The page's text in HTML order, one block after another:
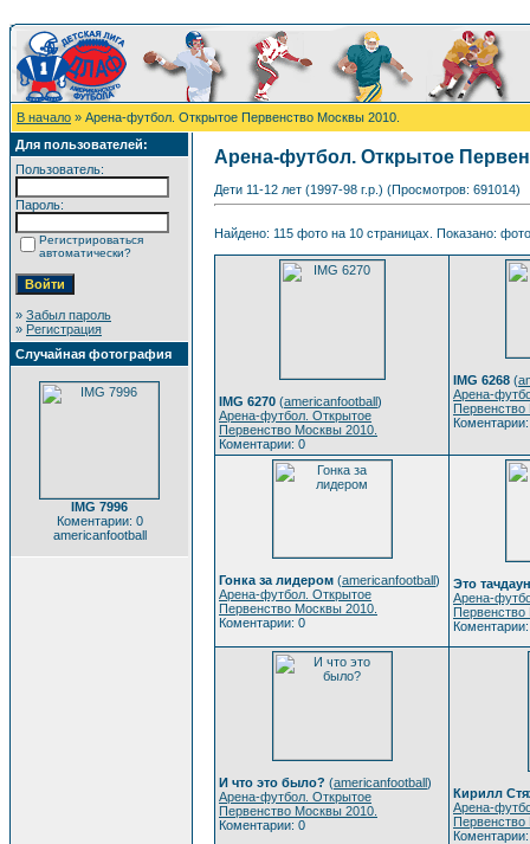
В начало » Арена-футбол. Открытое Первенство Москвы 2010.
Для пользователей:
Пользователь:
Пароль:
Регистрироваться
автоматически?
» Забыл пароль
» Регистрация
Случайная фотография
IMG 7996
Коментарии: 0
americanfootball
Арена-футбол. Открытое
Дети 11-12 лет (1997-98 г.р.) (Просмотров: 691014)
Найдено: 115 фото на 10 страницах. Показано:
IMG 6270 (americanfootball)
Арена-футбол. Открытое
Первенство Москвы 2010.
Коментарии: 0
IMG 6268 (
Арена-
Гонка за лидером (americanfootball)
Арена-футбол. Открытое
Первенство Москвы 2010.
Коментарии: 0
Это
Арена-
И что это было? (americanfootball)
Арена-футбол. Открытое
Первенство Москвы 2010.
Коментарии: 0
Кирилл
Арена-